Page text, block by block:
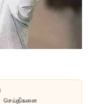
செய்திகளை